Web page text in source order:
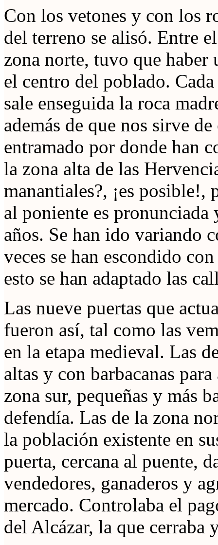
Con los vetones y con los
del terreno se alisó. Entre
zona norte, tuvo que haber
el centro del poblado.
sale enseguida la roca
además de que nos sirve
entramado por donde han
la zona alta de las
manantiales?, ¡es posible!,
al poniente es pronunciada
años. Se han ido variando
veces se han escondido
esto se han adaptado las
Las nueve puertas que
fueron así, tal como las
en la etapa medieval. Las
altas y con barbacanas
zona sur, pequeñas y más
defendía. Las de la zona
la población existente en
puerta, cercana al puente,
vendedores, ganaderos y
mercado. Controlaba el
del Alcázar, la que cerraba